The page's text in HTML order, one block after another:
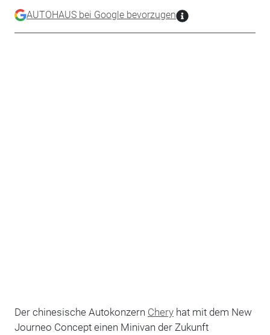
AUTOHAUS bei Google bevorzugen
Der chinesische Autokonzern Cheryhat mit dem New
Journeo Concept einen Minivan der Zukunft